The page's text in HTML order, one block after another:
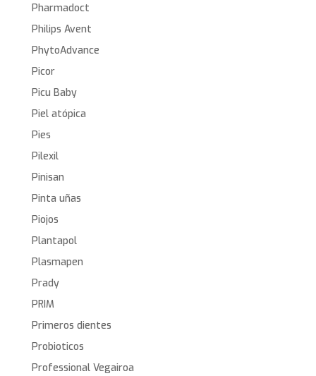
Pharmadoct
Philips Avent
PhytoAdvance
Picor
Picu Baby
Piel atópica
Pies
Pilexil
Pinisan
Pinta uñas
Piojos
Plantapol
Plasmapen
Prady
PRIM
Primeros dientes
Probioticos
Professional Vegairoa